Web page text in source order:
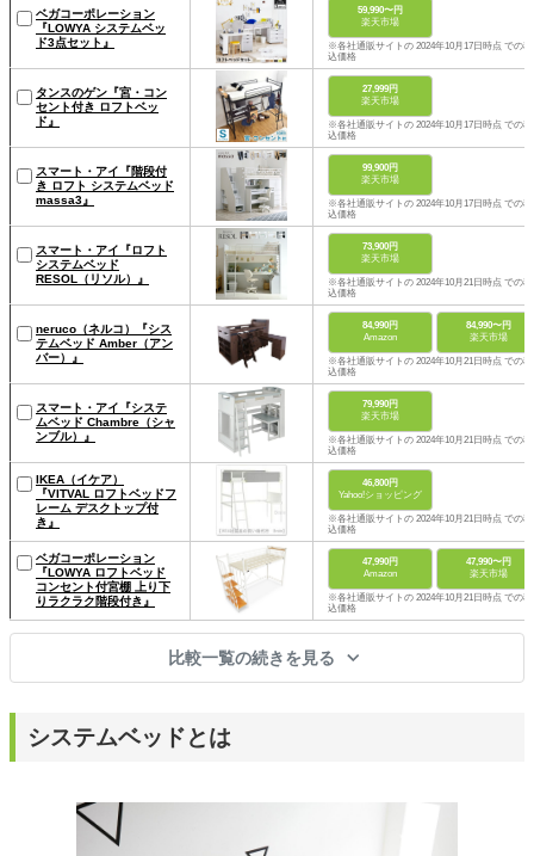
ベガコーポレーション
『LOWYA システムベッ
ド3点セット』
59,990〜円
楽天市場
※各社通販サイトの 2024年10月17日時点 での税
込価格
タンスのゲン『宮・コン
セント付き ロフトベッ
ド』
27,999円
楽天市場
※各社通販サイトの 2024年10月17日時点 での税
込価格
スマート・アイ『階段付
き ロフト システムベッド
massa3』
99,900円
楽天市場
※各社通販サイトの 2024年10月17日時点 での税
込価格
スマート・アイ『ロフト
システムベッド
RESOL（リソル）』
73,900円
楽天市場
※各社通販サイトの 2024年10月21日時点 での税
込価格
neruco（ネルコ）『シス
テムベッド Amber（アン
バー）』
84,990円
Amazon
84,990〜円
楽天市場
※各社通販サイトの 2024年10月21日時点 での税
込価格
スマート・アイ『システ
ムベッド Chambre（シャ
ンブル）』
79,990円
楽天市場
※各社通販サイトの 2024年10月21日時点 での税
込価格
IKEA（イケア）
『VITVAL ロフトベッドフ
レーム デスクトップ付
き』
46,800円
Yahoo!ショッピング
※各社通販サイトの 2024年10月21日時点 での税
込価格
ベガコーポレーション
『LOWYA ロフトベッド
コンセント付宮棚 上り下
りラクラク階段付き』
47,990円
Amazon
47,990〜円
楽天市場
※各社通販サイトの 2024年10月21日時点 での税
込価格
比較一覧の続きを見る
システムベッドとは